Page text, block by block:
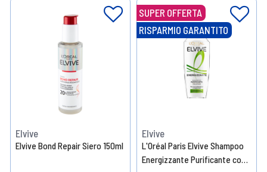
Elvive
Elvive Bond Repair Siero 150ml
SUPER OFFERTA
RISPARMIO GARANTITO
Elvive
L'Oréal Paris Elvive Shampoo
Energizzante Purificante con